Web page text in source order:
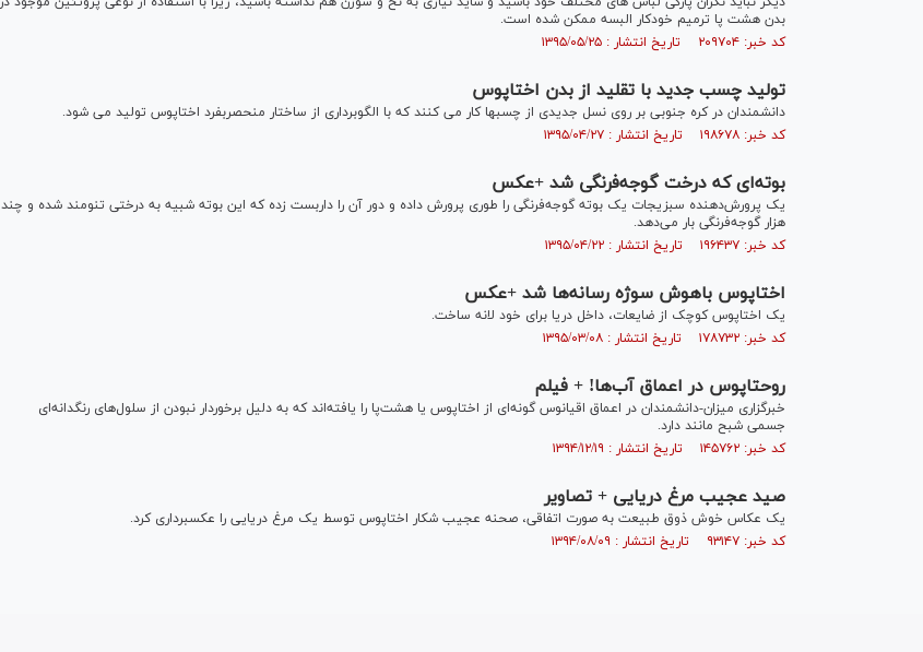
بدن هشت پا ترمیم خودکار البسه ممکن شده است.
کد خبر: ۲۰۹۷۰۴ تاریخ انتشار : ۱۳۹۵/۰۵/۲۵
تولید چسب جدید با تقلید از بدن اختاپوس
دانشمندان در کره جنوبی بر روی نسل جدیدی از چسبها کار می کنند که با الگوبرداری از ساختار منحصربفرد اختاپوس تولید می شود.
کد خبر: ۱۹۸۶۷۸ تاریخ انتشار : ۱۳۹۵/۰۴/۲۷
بوته‌ای که درخت گوجه‌فرنگی شد +عکس
یک پرورش‌دهنده سبزیجات یک بوته گوجه‌فرنگی را طوری پرورش داده و دور آن را داربست زده که این بوته شبیه به درختی تنومند شده و چند
‌‌هزار گوجه‌فرنگی بار می‌دهد.
کد خبر: ۱۹۶۴۳۷ تاریخ انتشار : ۱۳۹۵/۰۴/۲۲
اختاپوس باهوش سوژه رسانه‌ها شد +عکس
یک اختاپوس کوچک از ضایعات، داخل دریا برای خود لانه ساخت.
کد خبر: ۱۷۸۷۳۲ تاریخ انتشار : ۱۳۹۵/۰۳/۰۸
روحتاپوس در اعماق آب‌ها! + فیلم
خبرگزاری میزان-دانشمندان در اعماق اقیانوس گونه‌ای از اختاپوس یا هشت‌پا را یافته‌اند که به دلیل برخوردار نبودن از سلول‌های رنگدانه‌ای
جسمی شبح مانند دارد.
کد خبر: ۱۴۵۷۶۲ تاریخ انتشار : ۱۳۹۴/۱۲/۱۹
صید عجیب مرغ دریایی + تصاویر
یک عکاس خوش ذوق طبیعت به صورت اتفاقی، صحنه عجیب شکار اختاپوس توسط یک مرغ دریایی را عکسبرداری کرد.
کد خبر: ۹۳۱۴۷ تاریخ انتشار : ۱۳۹۴/۰۸/۰۹